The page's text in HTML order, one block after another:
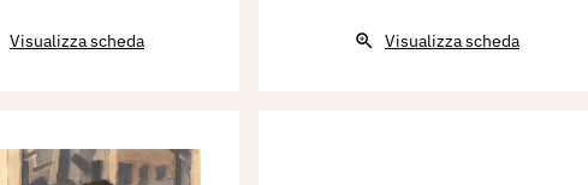
Visualizza scheda Visualizza scheda